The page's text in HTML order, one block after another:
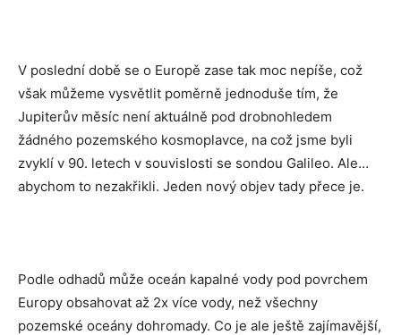
V poslední době se o Europě zase tak moc nepíše, což
však můžeme vysvětlit poměrně jednoduše tím, že
Jupiterův měsíc není aktuálně pod drobnohledem
žádného pozemského kosmoplavce, na což jsme byli
zvyklí v 90. letech v souvislosti se sondou Galileo. Ale…
abychom to nezakřikli. Jeden nový objev tady přece je.
Podle odhadů může oceán kapalné vody pod povrchem
Europy obsahovat až 2x více vody, než všechny
pozemské oceány dohromady. Co je ale ještě zajímavější,